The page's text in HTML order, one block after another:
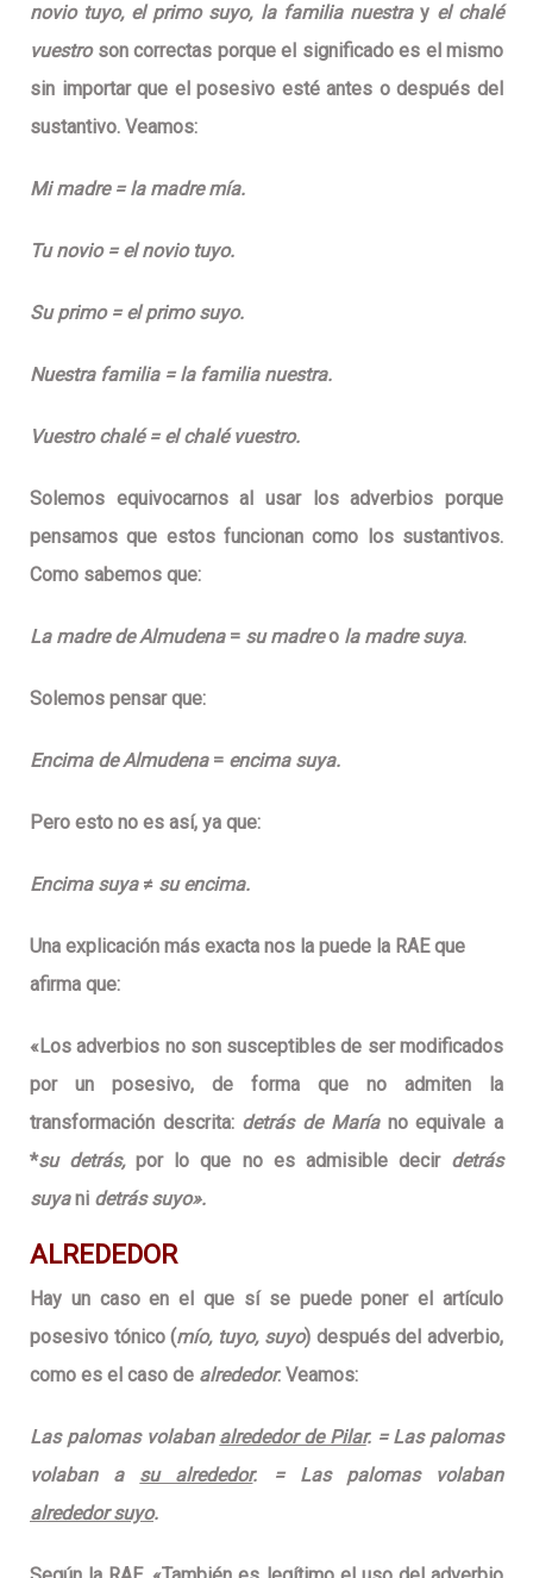
novio tuyo, el primo suyo, la familia nuestray el chalé
vuestroson correctas porque el significado es el mismo
sin importar que el posesivo esté antes o después del
sustantivo. Veamos:
Mi madre = la madre mía.
Tu novio = el novio tuyo.
Su primo = el primo suyo.
Nuestra familia = la familia nuestra.
Vuestro chalé = el chalé vuestro.
Solemos equivocarnos al usar los adverbios porque
pensamos que estos funcionan como los sustantivos.
Como sabemos que:
La madre de Almudena= su madreo la madre suya.
Solemos pensar que:
Encima de Almudena = encima suya.
Pero esto no es así, ya que:
Encima suya ≠ su encima.
Una explicación más exacta nos la puede la RAE que
afirma que:
«Los adverbios no son susceptibles de ser modificados
por un posesivo, de forma que no admiten la
transformación descrita: detrás de María no equivale a
*su detrás,por lo que no es admisible decir detrás
suyani detrás suyo».
ALREDEDOR
Hay un caso en el que sí se puede poner el artículo
posesivo tónico (mío, tuyo, suyo) después del adverbio,
como es el caso de alrededor. Veamos:
Las palomas volaban alrededor de Pilar. = Las palomas
volaban a su alrededor. = Las palomas volaban
alrededor suyo.